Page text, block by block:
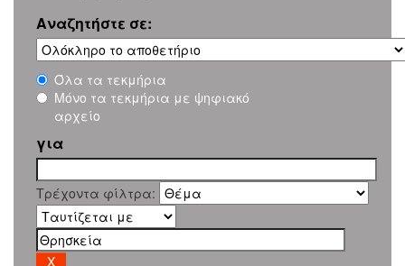
Αναζητήστε σε:
Όλα τα τεκμήρια
Μόνο τα τεκμήρια με ψηφιακό
αρχείο
για
Τρέχοντα φίλτρα: